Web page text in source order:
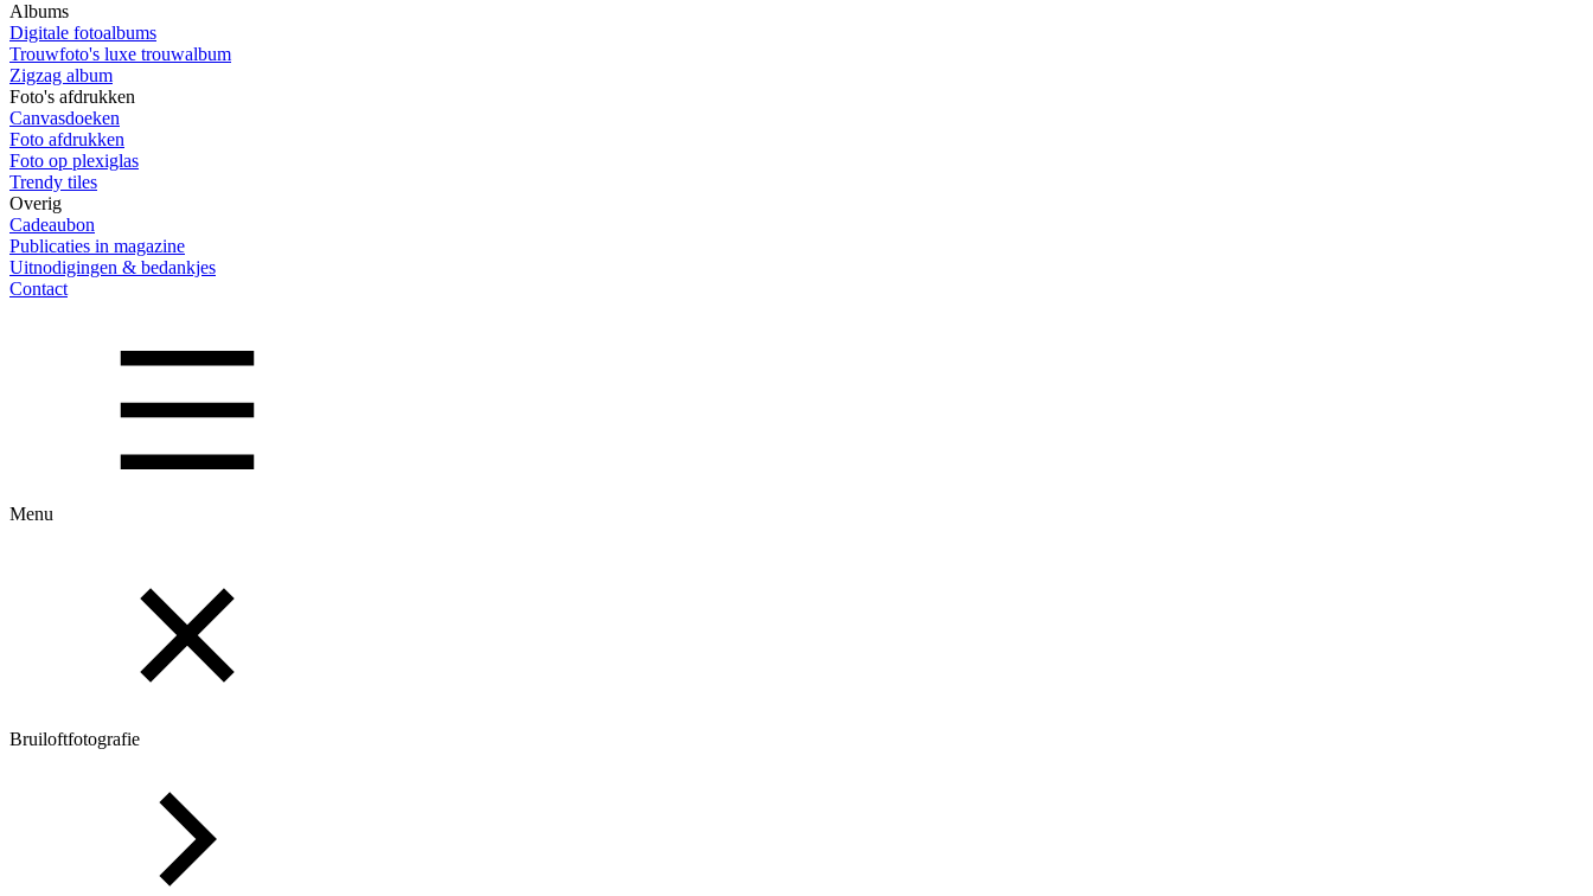
Albums
Digitale fotoalbums
Trouwfoto's luxe trouwalbum
Zigzag album
Foto's afdrukken
Canvasdoeken
Foto afdrukken
Foto op plexiglas
Trendy tiles
Overig
Cadeaubon
Publicaties in magazine
Uitnodigingen & bedankjes
Contact
Menu
Bruiloftfotografie